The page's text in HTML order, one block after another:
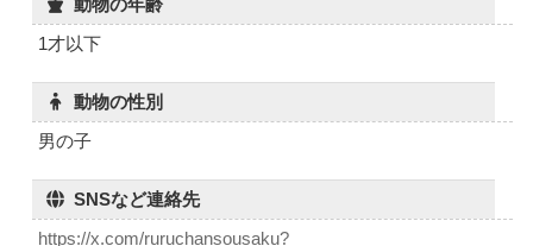
動物の年齢
1才以下
動物の性別
男の子
SNSなど連絡先
https://x.com/ruruchansousaku?